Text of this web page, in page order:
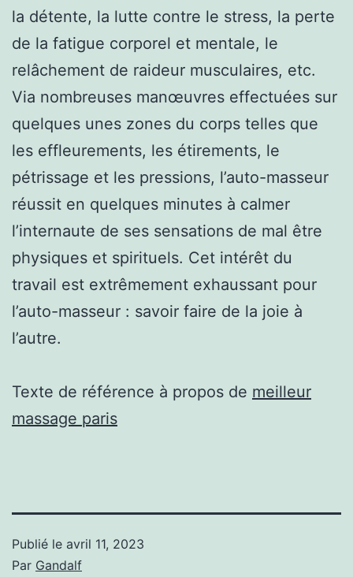
la détente, la lutte contre le stress, la perte
de la fatigue corporel et mentale, le
relâchement de raideur musculaires, etc.
Via nombreuses manœuvres effectuées sur
quelques unes zones du corps telles que
les effleurements, les étirements, le
pétrissage et les pressions, l’auto-masseur
réussit en quelques minutes à calmer
l’internaute de ses sensations de mal être
physiques et spirituels. Cet intérêt du
travail est extrêmement exhaussant pour
l’auto-masseur : savoir faire de la joie à
l’autre.
Texte de référence à propos de meilleur
massage paris
Publié le avril 11, 2023
Par Gandalf